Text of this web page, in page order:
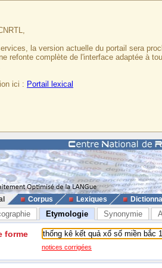
la version actuelle du portail sera
refonte complète de l'interface adaptée à
ici : Portail lexical
Corpus Lexiques
Etymologie Synonymie
forme
notices corrigées